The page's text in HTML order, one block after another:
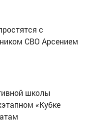
с
СВО Арсением
школы
«Кубке